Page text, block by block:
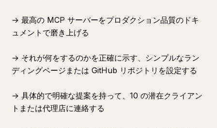
→ 最高の MCP サーバーをプロダクション品質のドキ
ュメントで磨き上げる
→ それが何をするのかを正確に示す、シンプルなラン
ディングページまたは GitHub リポジトリを設定する
→ 具体的で明確な提案を持って、10 の潜在クライアン
トまたは代理店に連絡する